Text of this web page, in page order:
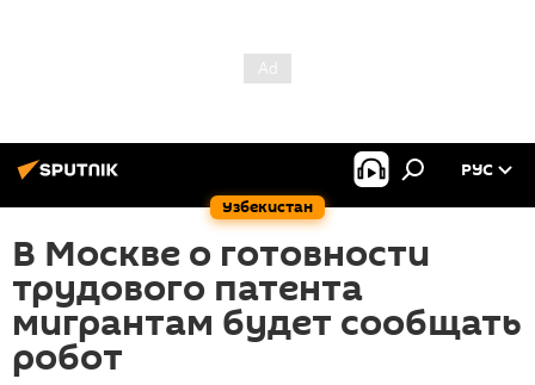
Узбекистан
РУС
В Москве о готовности
трудового патента
мигрантам будет сообщать
робот